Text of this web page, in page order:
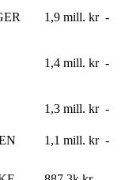
1,9 mill. kr -
1,4 mill. kr -
1,3 mill. kr -
1,1 mill. kr -